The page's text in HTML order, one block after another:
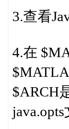
3.查看
4.在
$ARCH
java.opts